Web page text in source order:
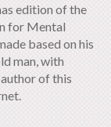
edition of the
for Mental
based on his
man, with
of this